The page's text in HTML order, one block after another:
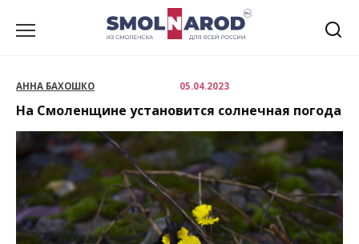
АННА БАХОШКО 05.04.2023
На Смоленщине установится солнечная погода